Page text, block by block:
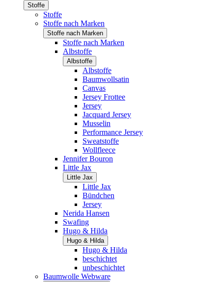
Stoffe
Stoffe
Stoffe nach Marken
Stoffe nach Marken
Stoffe nach Marken
Albstoffe
Albstoffe
Albstoffe
Baumwollsatin
Canvas
Jersey Frottee
Jersey
Jacquard Jersey
Musselin
Performance Jersey
Sweatstoffe
Wollfleece
Jennifer Bouron
Little Jax
Little Jax
Little Jax
Bündchen
Jersey
Nerida Hansen
Swafing
Hugo & Hilda
Hugo & Hilda
Hugo & Hilda
beschichtet
unbeschichtet
Baumwolle Webware